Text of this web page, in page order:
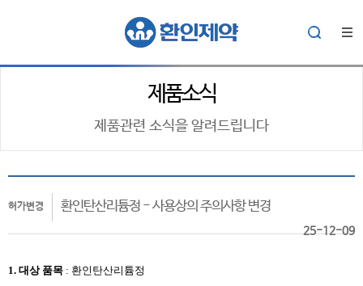
제품소식
제품관련 소식을 알려드립니다
허가변경 환인탄산리튬정 - 사용상의 주의사항 변경
25-12-09
1. 대상품목 : 환인탄산리튬정